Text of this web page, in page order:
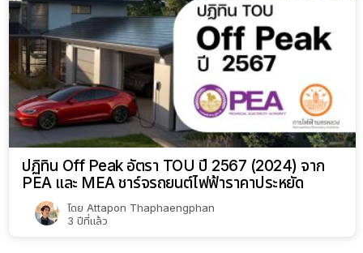
ปฏิทิน Off Peak อัตรา TOU ปี 2567 (2024) จาก
PEA และ MEA ชาร์จรถยนต์ไฟฟ้าราคาประหยัด
โดย Attapon Thaphaengphan
3 ปีที่แล้ว